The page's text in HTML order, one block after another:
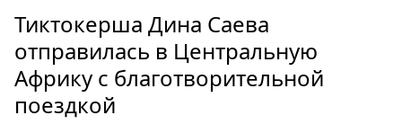
Россия
Мир
Здоровье
Еда
Тиктокерша Дина Саева
отправилась в Центральную
Африку с благотворительной
поездкой